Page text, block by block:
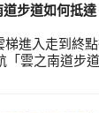
步道如何抵達
梯進入走到終
「雲之南道步